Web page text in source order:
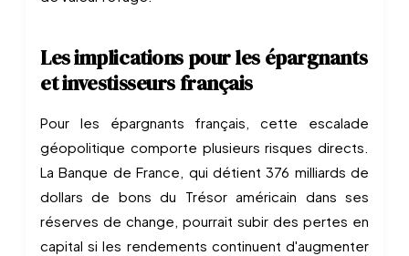
Les implications pour les épargnants
et investisseurs français
Pour les épargnants français, cette escalade
géopolitique comporte plusieurs risques directs.
La Banque de France, qui détient 376 milliards de
dollars de bons du Trésor américain dans ses
réserves de change, pourrait subir des pertes en
capital si les rendements continuent d'augmenter